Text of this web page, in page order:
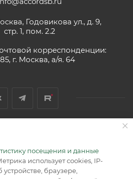
Годовикова ул., д. 9,
стр. 1, пом. 2.2
корреспонденции:
г. Москва, а/я. 64
внимание на то, что вся
на сайте, носит
и не является публичной
положениями Статьи 437 (2) ГК РФ.
посещения и данные
использует cookies, IP-
браузере,